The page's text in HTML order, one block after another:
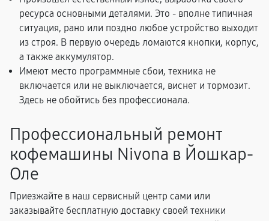
ресурса основными деталями. Это - вполне типичная
ситуация, рано или поздно любое устройство выходит
из строя. В первую очередь ломаются кнопки, корпус,
а также аккумулятор.
Имеют место программные сбои, техника не
включается или не выключается, виснет и тормозит.
Здесь не обойтись без профессионала.
Профессиональный ремонт
кофемашины Nivona в Йошкар-
Оле
Приезжайте в наш сервисный центр сами или
заказывайте бесплатную доставку своей техники